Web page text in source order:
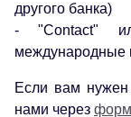
другого банка)
- "Contact"
международные
Если вам нужен
нами через